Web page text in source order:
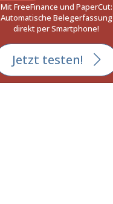
Mit FreeFinance und PaperCut:
Automatische Belegerfassung
direkt per Smartphone!
Jetzt testen!